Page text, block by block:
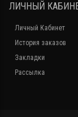
ЛИЧНЫЙ
Личный Кабинет
История заказов
Закладки
Рассылка